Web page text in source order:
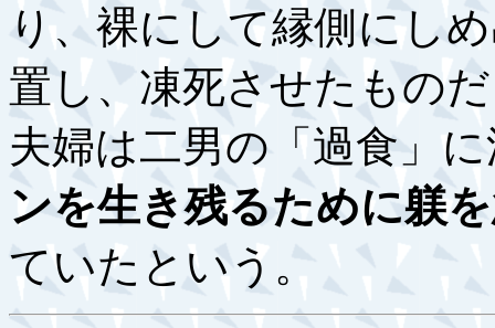
り、裸にして縁側にし
置し、凍死させたもの
夫婦は二男の「過食」
ンを生き残るために躾
ていたという。